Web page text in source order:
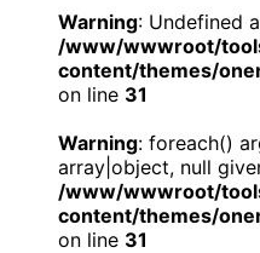
Warning: Undefined
/www/wwwroot/
content/themes/
on line 31
Warning: foreach()
array|object, null
/www/wwwroot/
content/themes/
on line 31